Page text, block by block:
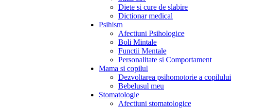
Diete si cure de slabire
Dictionar medical
Psihism
Afectiuni Psihologice
Boli Mintale
Functii Mentale
Personalitate si Comportament
Mama si copilul
Dezvoltarea psihomotorie a copilului
Bebelusul meu
Stomatologie
Afectiuni stomatologice